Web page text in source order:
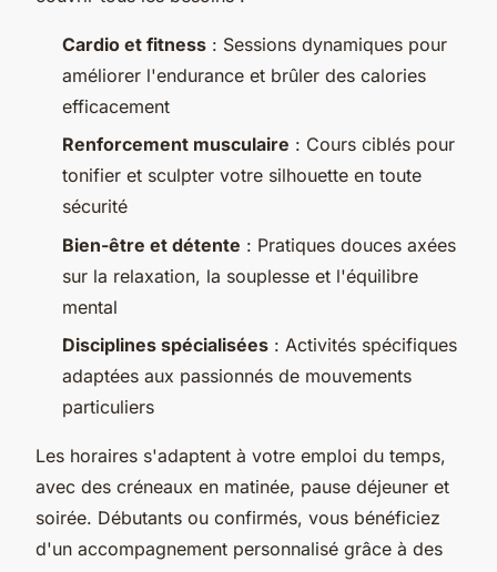
Cardio et fitness : Sessions dynamiques pour
améliorer l'endurance et brûler des calories
efficacement
Renforcement musculaire : Cours ciblés pour
tonifier et sculpter votre silhouette en toute
sécurité
Bien-être et détente : Pratiques douces axées
sur la relaxation, la souplesse et l'équilibre
mental
Disciplines spécialisées : Activités spécifiques
adaptées aux passionnés de mouvements
particuliers
Les horaires s'adaptent à votre emploi du temps,
avec des créneaux en matinée, pause déjeuner et
soirée. Débutants ou confirmés, vous bénéficiez
d'un accompagnement personnalisé grâce à des